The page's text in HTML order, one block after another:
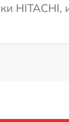
HITACHI,